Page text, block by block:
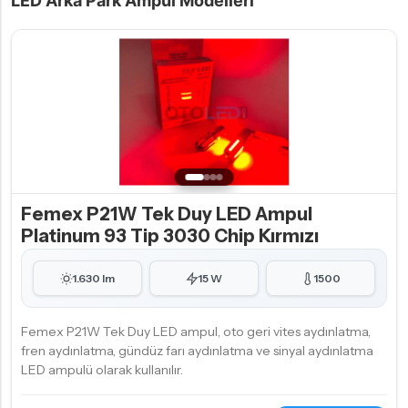
Femex P21W Tek Duy LED Ampul
Platinum 93 Tip 3030 Chip Kırmızı
1.630 lm 15 W 1500
Femex P21W Tek Duy LED ampul, oto geri vites aydınlatma,
fren aydınlatma, gündüz farı aydınlatma ve sinyal aydınlatma
LED ampulü olarak kullanılır.